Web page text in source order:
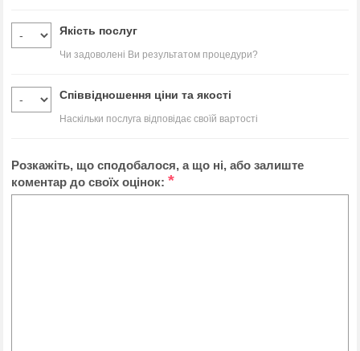
Якість послуг
Чи задоволені Ви результатом процедури?
Співвідношення ціни та якості
Наскільки послуга відповідає своїй вартості
Розкажіть, що сподобалося, а що ні, або залиште
коментар до своїх оцінок: *